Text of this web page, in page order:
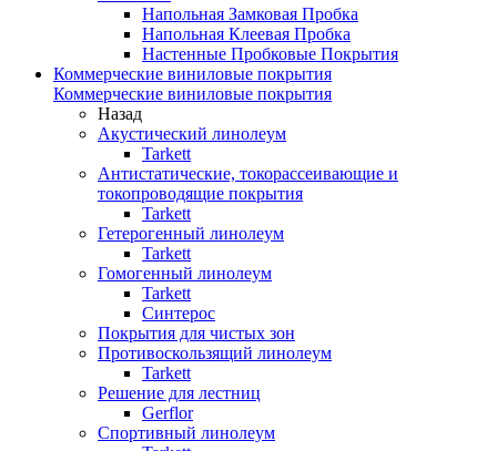
Напольная Замковая Пробка
Напольная Клеевая Пробка
Настенные Пробковые Покрытия
Коммерческие виниловые покрытия
Коммерческие виниловые покрытия
Назад
Акустический линолеум
Tarkett
Антистатические, токорассеивающие и
токопроводящие покрытия
Tarkett
Гетерогенный линолеум
Tarkett
Гомогенный линолеум
Tarkett
Синтерос
Покрытия для чистых зон
Противоскользящий линолеум
Tarkett
Решение для лестниц
Gerflor
Спортивный линолеум